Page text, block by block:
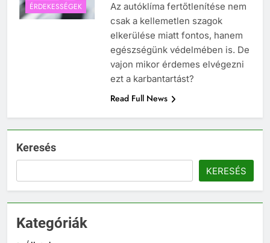
ÉRDEKESSÉGEK
Az autóklíma fertőtlenítése nem
csak a kellemetlen szagok
elkerülése miatt fontos, hanem
egészségünk védelmében is. De
vajon mikor érdemes elvégezni
ezt a karbantartást?
Read Full News
Keresés
KERESÉS
Kategóriák